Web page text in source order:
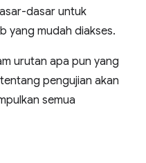
dasar untuk
yang mudah diakses.
urutan apa pun yang
pengujian akan
semua